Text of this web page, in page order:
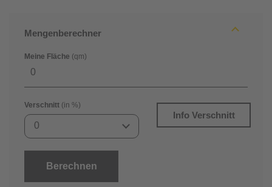
Mengenberechner
Meine Fläche (qm)
Verschnitt (in %)
0
Info Verschnitt
Berechnen